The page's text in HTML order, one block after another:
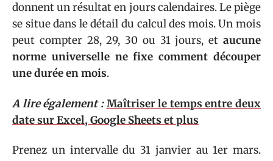
donnent un résultat en jours calendaires. Le piège
se situe dans le détail du calcul des mois. Un mois
peut compter 28, 29, 30 ou 31 jours, et aucune
norme universelle ne fixe comment découper
une durée en mois.
A lire également : Maîtriser le temps entre deux
date sur Excel, Google Sheets et plus
Prenez un intervalle du 31 janvier au 1er mars.